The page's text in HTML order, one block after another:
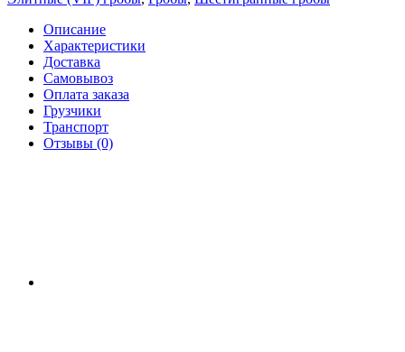
Описание
Характеристики
Доставка
Самовывоз
Оплата заказа
Грузчики
Транспорт
Отзывы (0)